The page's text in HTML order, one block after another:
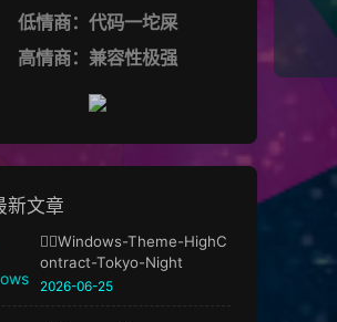
低情商：代码一坨屎
高情商：兼容性极强
新文章
🏳️‍🌈Windows-Theme-HighC
ontract-Tokyo-Night
2026-06-25